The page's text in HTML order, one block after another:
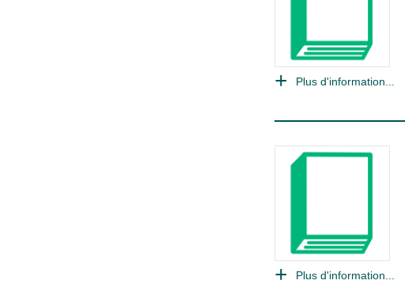
Plus d'information...
Plus d'information...